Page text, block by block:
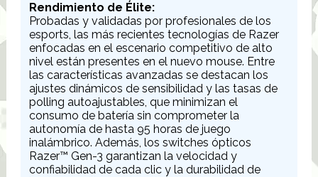
Rendimiento de Élite:
Probadas y validadas por profesionales de los
esports, las más recientes tecnologías de Razer
enfocadas en el escenario competitivo de alto
nivel están presentes en el nuevo mouse. Entre
las características avanzadas se destacan los
ajustes dinámicos de sensibilidad y las tasas de
polling autoajustables, que minimizan el
consumo de batería sin comprometer la
autonomía de hasta 95 horas de juego
inalámbrico. Además, los switches ópticos
Razer™ Gen-3 garantizan la velocidad y
confiabilidad de cada clic y la durabilidad de